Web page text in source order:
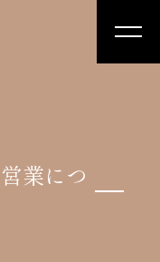
業につ